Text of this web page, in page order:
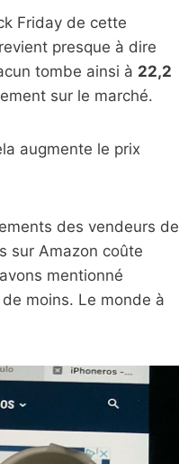
Friday de cette
presque à dire
tombe ainsi à 22,2
sur le marché.
augmente le prix
des vendeurs de
sur Amazon coûte
mentionné
moins. Le monde à